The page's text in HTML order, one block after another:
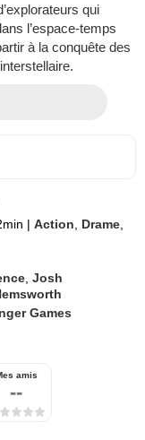
qui
l’espace-temps
à la conquête des
| Action Drame
,Josh
Games
amis
--